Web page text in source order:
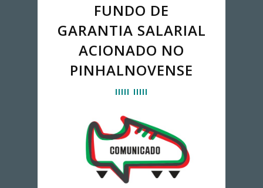
FUNDO DE
GARANTIA SALARIAL
ACIONADO NO
PINHALNOVENSE